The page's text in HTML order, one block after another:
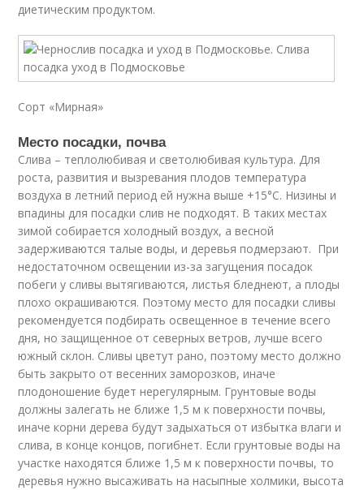
диетическим продуктом.
Сорт «Мирная»
Место посадки, почва
Слива – теплолюбивая и светолюбивая культура. Для
роста, развития и вызревания плодов температура
воздуха в летний период ей нужна выше +15°С. Низины и
впадины для посадки слив не подходят. В таких местах
зимой собирается холодный воздух, а весной
задерживаются талые воды, и деревья подмерзают. При
недостаточном освещении из-за загущения посадок
побеги у сливы вытягиваются, листья бледнеют, а плоды
плохо окрашиваются. Поэтому место для посадки сливы
рекомендуется подбирать освещенное в течение всего
дня, но защищенное от северных ветров, лучше всего
южный склон. Сливы цветут рано, поэтому место должно
быть закрыто от весенних заморозков, иначе
плодоношение будет нерегулярным. Грунтовые воды
должны залегать не ближе 1,5 м к поверхности почвы,
иначе корни дерева будут задыхаться от избытка влаги и
слива, в конце концов, погибнет. Если грунтовые воды на
участке находятся ближе 1,5 м к поверхности почвы, то
деревья нужно высаживать на насыпные холмики, высота